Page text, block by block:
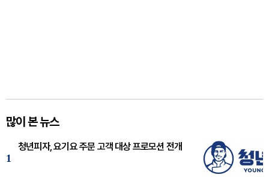
많이 본 뉴스
1
청년피자, 요기요 주문 고객 대상 프로모션 전개